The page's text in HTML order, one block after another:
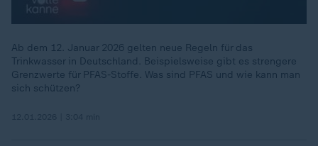
Ab dem 12. Januar 2026 gelten neue Regeln für das
Trinkwasser in Deutschland. Beispielsweise gibt es strengere
Grenzwerte für PFAS-Stoffe. Was sind PFAS und wie kann man
sich schützen?